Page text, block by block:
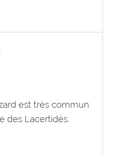
est très commun
des Lacertidés.